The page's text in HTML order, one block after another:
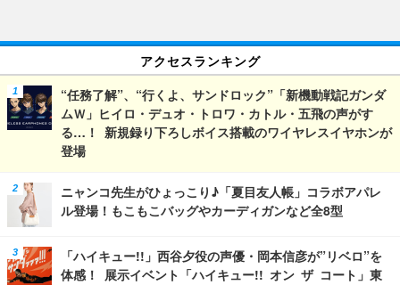
アクセスランキング
“任務了解”、“行くよ、サンドロック”「新機動戦記ガンダ
ムＷ」ヒイロ・デュオ・トロワ・カトル・五飛の声がす
る…！ 新規録り下ろしボイス搭載のワイヤレスイヤホンが
登場
ニャンコ先生がひょっこり♪「夏目友人帳」コラボアパレ
ル登場！もこもこバッグやカーディガンなど全8型
「ハイキュー!!」西谷夕役の声優・岡本信彦が”リベロ”を
体感！ 展示イベント「ハイキュー!! オン ザ コート」東